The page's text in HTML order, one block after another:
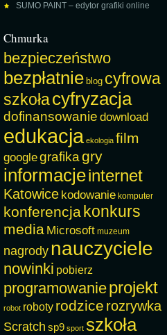
SUMO PAINT – edytor grafiki online
Chmurka
bezpieczeństwo
bezpłatnie blog cyfrowa
szkołacyfryzacja
dofinansowanie download
edukacja ekologia film
googlegrafikagry
informacjeinternet
Katowice kodowanie komputer
konferencjakonkurs
media Microsoft muzeum
nagrody nauczyciele
nowinki pobierz
programowanieprojekt
robot roboty rodzice rozrywka
Scratch sp9 sport szkoła